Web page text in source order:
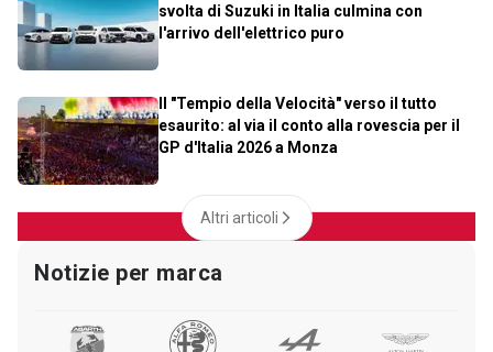
svolta di Suzuki in Italia culmina con
l'arrivo dell'elettrico puro
Il "Tempio della Velocità" verso il tutto
esaurito: al via il conto alla rovescia per il
GP d'Italia 2026 a Monza
Altri articoli
Notizie per marca